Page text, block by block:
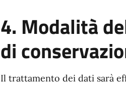
4. Modalità
di
Il trattamento dei dati sarà